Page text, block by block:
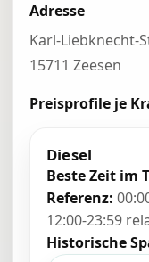
Adresse
Karl-Liebknecht-
15711 Zeesen
Preisprofile je
Diesel
Beste Zeit im
Referenz:
12:00-23:59
Historische